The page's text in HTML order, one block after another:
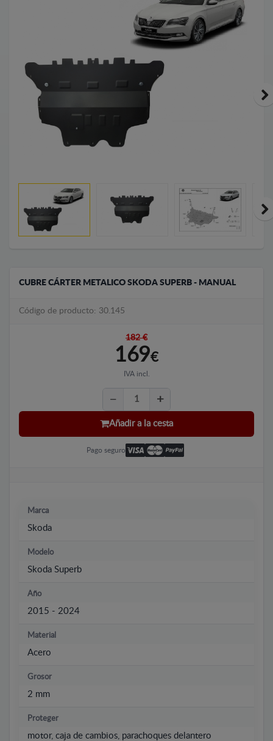
CUBRE CÁRTER METALICO SKODA SUPERB - MANUAL
Código de producto: 30.145
182 €
169€
IVA incl.
Añadir a la cesta
Pago seguro
Marca
Skoda
Modelo
Skoda Superb
Año
2015 - 2024
Material
Acero
Grosor
2 mm
Proteger
motor, caja de cambios, parachoques delantero